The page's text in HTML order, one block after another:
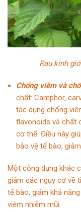
Rau kinh
Chống viêm và
chất: Camphor,
tác dụng chống
flavonoids và chất
cơ thể. Điều này
bảo vệ tế bào,
Một công dụng khác
giảm các nguy cơ về
tế bào, giảm khả
viêm nhiễm mũi.